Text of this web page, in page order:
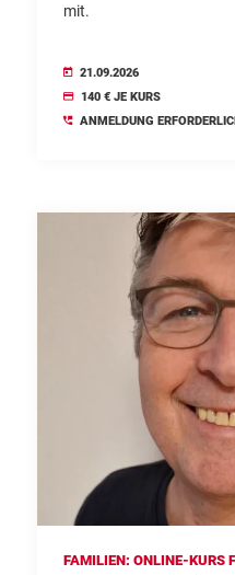
FAMILIEN: ONLINE-KURS
mit.
21.09.2026
140 € JE KURS
ANMELDUNG